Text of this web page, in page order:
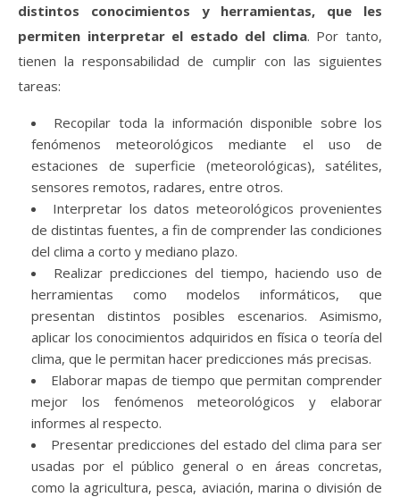
distintos conocimientos y herramientas, que les
permiten interpretar el estado del clima. Por tanto,
tienen la responsabilidad de cumplir con las siguientes
tareas:
Recopilar toda la información disponible sobre los
fenómenos meteorológicos mediante el uso de
estaciones de superficie (meteorológicas), satélites,
sensores remotos, radares, entre otros.
Interpretar los datos meteorológicos provenientes
de distintas fuentes, a fin de comprender las condiciones
del clima a corto y mediano plazo.
Realizar predicciones del tiempo, haciendo uso de
herramientas como modelos informáticos, que
presentan distintos posibles escenarios. Asimismo,
aplicar los conocimientos adquiridos en física o teoría del
clima, que le permitan hacer predicciones más precisas.
Elaborar mapas de tiempo que permitan comprender
mejor los fenómenos meteorológicos y elaborar
informes al respecto.
Presentar predicciones del estado del clima para ser
usadas por el público general o en áreas concretas,
como la agricultura, pesca, aviación, marina o división de